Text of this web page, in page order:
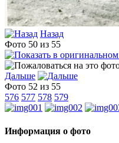
Назад
Фото 50 из 55
Дальше
Фото 52 из 55
576 577 578 579
Информация о фото